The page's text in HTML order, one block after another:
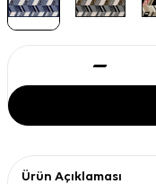
Ürün Açıklaması